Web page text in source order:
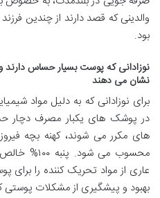
والدینی که قصد دارند از چندین
بود.
نوزادانی که پوست بسیار حساس
نشان می دهند
برای نوزادانی که به دلیل مواد
در پوشک های یکبار مصرف دچار
های مکرر می شوند، کهنه بچه
محسوب می
عاری از مواد تحریک کننده را برای
بهبود و پیشگیری از مشکلات